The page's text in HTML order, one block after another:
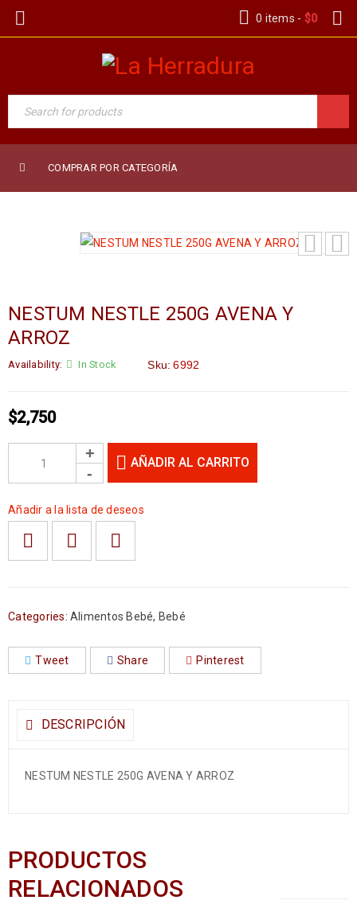
0 items - $0
COMPRAR POR CATEGORÍA
NESTUM NESTLE 250G AVENA Y
ARROZ
Availability: In Stock Sku: 6992
$2,750
AÑADIR AL CARRITO
Añadir a la lista de deseos
Categories: Alimentos Bebé, Bebé
Tweet Share Pinterest
DESCRIPCIÓN
NESTUM NESTLE 250G AVENA Y ARROZ
PRODUCTOS
RELACIONADOS